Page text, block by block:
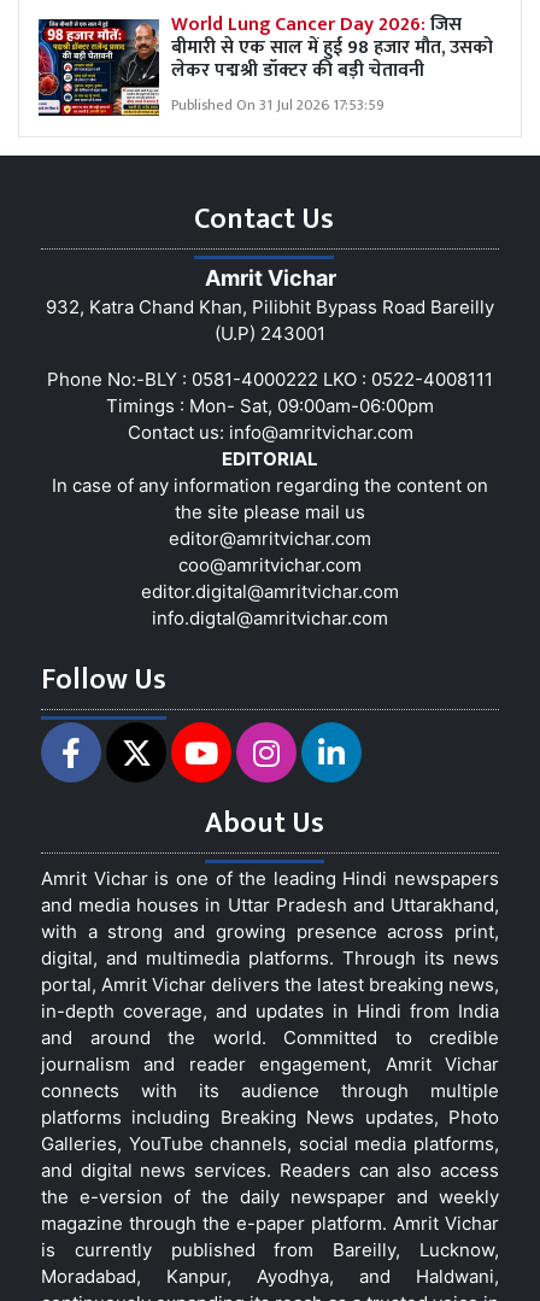
World Lung Cancer Day 2026:जिस
बीमारी से एक साल में हुई 98 हजार मौत, उसको
लेकर पद्मश्री डॉक्टर की बड़ी चेतावनी
Published On 31 Jul 2026 17:53:59
Contact Us
Amrit Vichar
932, Katra Chand Khan, Pilibhit Bypass Road Bareilly
(U.P) 243001
Phone No:-BLY : 0581-4000222 LKO : 0522-4008111
Timings : Mon- Sat, 09:00am-06:00pm
Contact us: info@amritvichar.com
EDITORIAL
In case of any information regarding the content on
the site please mail us
editor@amritvichar.com
coo@amritvichar.com
editor.digital@amritvichar.com
info.digtal@amritvichar.com
Follow Us
About Us
Amrit Vichar is one of the leading Hindi newspapers
and media houses in Uttar Pradesh and Uttarakhand,
with a strong and growing presence across print,
digital, and multimedia platforms. Through its news
portal, Amrit Vichar delivers the latest breaking news,
in-depth coverage, and updates in Hindi from India
and around the world. Committed to credible
journalism and reader engagement, Amrit Vichar
connects with its audience through multiple
platforms including Breaking News updates, Photo
Galleries, YouTube channels, social media platforms,
and digital news services. Readers can also access
the e-version of the daily newspaper and weekly
magazine through the e-paper platform. Amrit Vichar
is currently published from Bareilly, Lucknow,
Moradabad, Kanpur, Ayodhya, and Haldwani,